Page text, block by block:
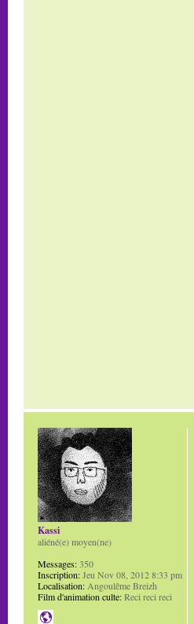
Kassi
aliéné(e) moyen(ne)
Messages:350
Inscription:Jeu Nov 08, 2012 8:33 pm
Localisation:Angoulême Breizh
Film d'animation culte:Reci reci reci